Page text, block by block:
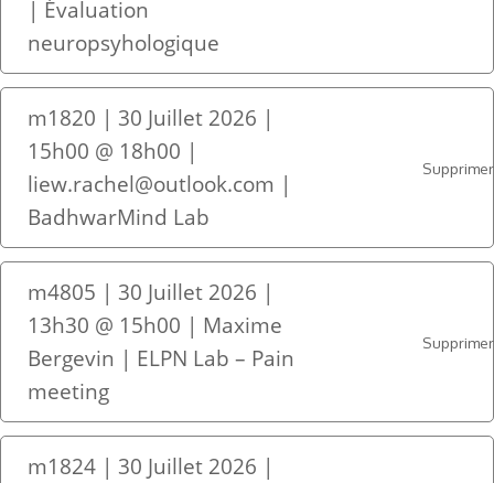
| Évaluation
neuropsyhologique
m1820 | 30 Juillet 2026 |
15h00 @ 18h00 |
liew.rachel@outlook.com |
BadhwarMind Lab
Supprimer
m4805 | 30 Juillet 2026 |
13h30 @ 15h00 | Maxime
Bergevin | ELPN Lab – Pain
meeting
Supprimer
m1824 | 30 Juillet 2026 |